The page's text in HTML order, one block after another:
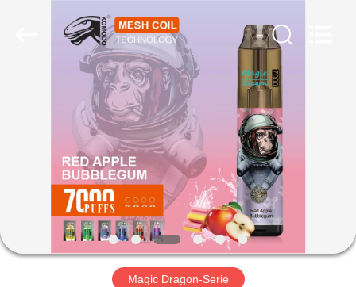
STARTSEITE
PRODUKTE
VIDEOS
ÜBER
UNS
Magic Dragon-Serie